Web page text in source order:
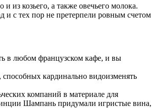
из козьего, а также овечьего молока.
и с тех пор не претерпели ровным счетом
в любом французском кафе, и вы
кардинально видоизменять
компаний в материале для
Шампань придумали игристые вина,